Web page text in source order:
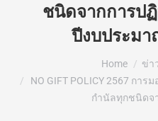
ชนิดจากการป
ปีงบประม
Home
ข่า
NO GIFT POLICY 2567 กา
กำนัลทุกชนิดจ